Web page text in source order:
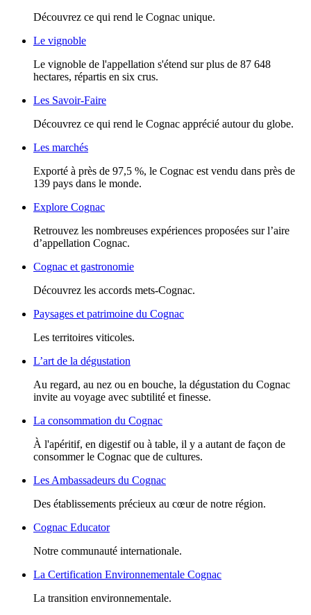
Découvrez ce qui rend le Cognac unique.
Le vignoble
Le vignoble de l'appellation s'étend sur plus de 87 648
hectares, répartis en six crus.
Les Savoir-Faire
Découvrez ce qui rend le Cognac apprécié autour du globe.
Les marchés
Exporté à près de 97,5 %, le Cognac est vendu dans près de
139 pays dans le monde.
Explore Cognac
Retrouvez les nombreuses expériences proposées sur l’aire
d’appellation Cognac.
Cognac et gastronomie
Découvrez les accords mets-Cognac.
Paysages et patrimoine du Cognac
Les territoires viticoles.
L’art de la dégustation
Au regard, au nez ou en bouche, la dégustation du Cognac
invite au voyage avec subtilité et finesse.
La consommation du Cognac
À l'apéritif, en digestif ou à table, il y a autant de façon de
consommer le Cognac que de cultures.
Les Ambassadeurs du Cognac
Des établissements précieux au cœur de notre région.
Cognac Educator
Notre communauté internationale.
La Certification Environnementale Cognac
La transition environnementale.